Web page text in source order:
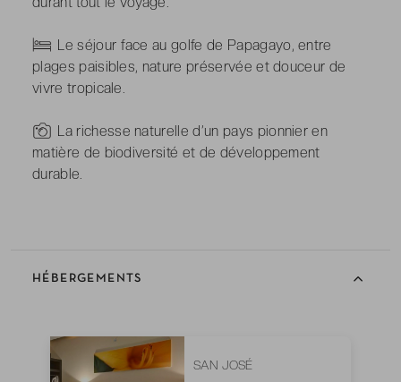
Le séjour face au golfe de Papagayo, entre
plages paisibles, nature préservée et douceur de
vivre tropicale.
La richesse naturelle d’un pays pionnier en
matière de biodiversité et de développement
durable.
HÉBERGEMENTS
SAN JOSÉ